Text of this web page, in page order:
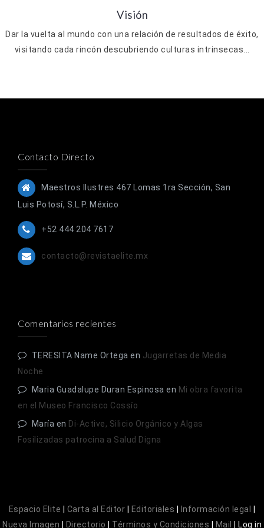
Visión
Dar la vuelta al mundo con una relación de resultados de éxito,
visitando cada rincón descubriendo culturas intrinsecas...
Contacto Directo
Maestros Ilustres 467 Lomas 1ra Sección, San
Luis Potosí, S.L.P. México
+52 444 204 7617
contacto@revistaelite.mx
Comentarios recientes
TERESITA Name Ortega en Jugarretas de Media
Noche
Maria Guadalupe Duran Espinosa en Mi obra favorita
en el Museo Francisco Cossío
María en Di-Active, Silicio Orgánico y Algas
Fosilizadas patrocina a Salud Digna
Espacio Elite Carta al Editor Editoriales Información legal
Nueva Imagen
Directorio Términos y Condiciones Mail Log in